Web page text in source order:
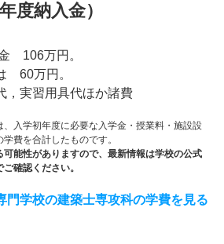
度納入金）
106万円。
60万円。
実習用具代ほか諸費
入学初年度に必要な入学金・授業料・施設設
費を合計したものです。
能性がありますので、最新情報は学校の公式
確認ください。
門学校の建築士専攻科の学費を見る